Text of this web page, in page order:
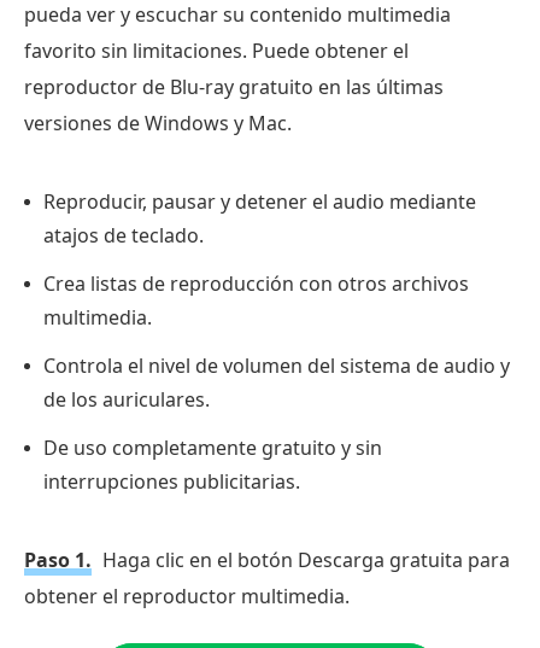
pueda ver y escuchar su contenido multimedia
favorito sin limitaciones. Puede obtener el
reproductor de Blu-ray gratuito en las últimas
versiones de Windows y Mac.
Reproducir, pausar y detener el audio mediante
atajos de teclado.
Crea listas de reproducción con otros archivos
multimedia.
Controla el nivel de volumen del sistema de audio y
de los auriculares.
De uso completamente gratuito y sin
interrupciones publicitarias.
Paso 1. Haga clic en el botón Descarga gratuita para
obtener el reproductor multimedia.